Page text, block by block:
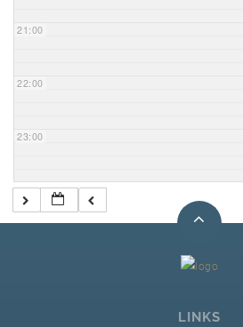
21:00
22:00
23:00
LINKS